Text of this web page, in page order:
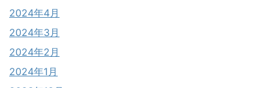
2024年4月
2024年3月
2024年2月
2024年1月